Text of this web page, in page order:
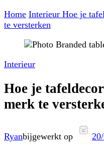
Home Interieur Hoe je
te versterken
Interieur
Hoe je
merk te
Ryanbijgewerkt op